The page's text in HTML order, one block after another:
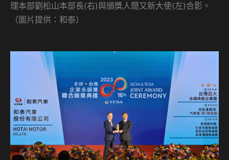
理本部劉松山本部長(右)與頒獎人簡又新大使(左)合影。
（圖片提供：和泰）